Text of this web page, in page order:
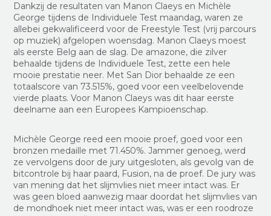
Dankzij de resultaten van Manon Claeys en Michèle
George tijdens de Individuele Test maandag, waren ze
allebei gekwalificeerd voor de Freestyle Test (vrij parcours
op muziek) afgelopen woensdag. Manon Claeys moest
als eerste Belg aan de slag. De amazone, die zilver
behaalde tijdens de Individuele Test, zette een hele
mooie prestatie neer. Met San Dior behaalde ze een
totaalscore van 73.515%, goed voor een veelbelovende
vierde plaats. Voor Manon Claeys was dit haar eerste
deelname aan een Europees Kampioenschap.
Michèle George reed een mooie proef, goed voor een
bronzen medaille met 71.450%. Jammer genoeg, werd
ze vervolgens door de jury uitgesloten, als gevolg van de
bitcontrole bij haar paard, Fusion, na de proef. De jury was
van mening dat het slijmvlies niet meer intact was. Er
was geen bloed aanwezig maar doordat het slijmvlies van
de mondhoek niet meer intact was, was er een roodroze